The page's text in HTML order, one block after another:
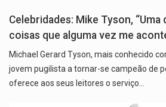
Celebridades: Mike Tyson, “Uma
coisas que alguma vez me
Michael Gerard Tyson, mais conhecido
jovem pugilista a tornar-se campeão de
oferece aos seus leitores o serviço…